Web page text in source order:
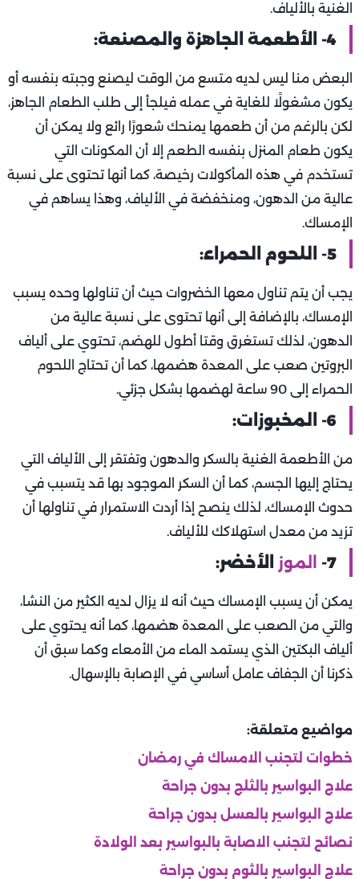
الغنية بالألياف.
4- الأطعمة الجاهزة والمصنعة:
البعض منا ليس لديه متسع من الوقت ليصنع وجبته بنفسه أو
يكون مشغولًا للغاية في عمله فيلجأ إلى طلب الطعام الجاهز،
لكن بالرغم من أن طعمها يمنحك شعورًا رائع ولا يمكن أن
يكون طعام المنزل بنفسه الطعم إلا أن المكونات التي
تستخدم في هذه المأكولات رخيصة، كما أنها تحتوى على نسبة
عالية من الدهون، ومنخفضة في الألياف، وهذا يساهم في
الإمساك.
5- اللحوم الحمراء:
يجب أن يتم تناول معها الخضروات حيث أن تناولها وحده يسبب
الإمساك، بالإضافة إلى أنها تحتوى على نسبة عالية من
الدهون، لذلك تستغرق وقتا أطول للهضم، تحتوي على ألياف
البروتين صعب على المعدة هضمها، كما أن تحتاج اللحوم
الحمراء إلى 90 ساعة لهضمها بشكل جزئي.
6- المخبوزات:
من الأطعمة الغنية بالسكر والدهون وتفتقر إلى الألياف التي
يحتاج إليها الجسم، كما أن السكر الموجود بها قد يتسبب في
حدوث الإمساك، لذلك ينصح إذا أردت الاستمرار في تناولها أن
تزيد من معدل استهلاكك للألياف.
7- الموز الأخضر:
يمكن أن يسبب الإمساك حيث أنه لا يزال لديه الكثير من النشا،
والتي من الصعب على المعدة هضمها، كما أنه يحتوي على
ألياف البكتين الذي يستمد الماء من الأمعاء وكما سبق أن
ذكرنا أن الجفاف عامل أساسي في الإصابة بالإسهال.
مواضيع متعلقة:
خطوات لتجنب الامساك في رمضان
علاج البواسير بالثلج بدون جراحة
علاج البواسير بالعسل بدون جراحة
نصائح لتجنب الاصابة بالبواسير بعد الولادة
علاج البواسير بالثوم بدون جراحة